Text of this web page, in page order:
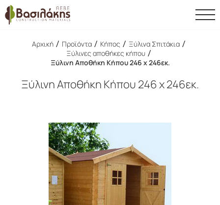
Αρχική / Προϊόντα / Κήπος / Ξύλινα Σπιτάκια /
Ξύλινες αποθήκες κήπου /
Ξύλινη Αποθήκη Κήπου 246 x 246εκ.
Ξύλινη Αποθήκη Κήπου 246 x 246εκ.